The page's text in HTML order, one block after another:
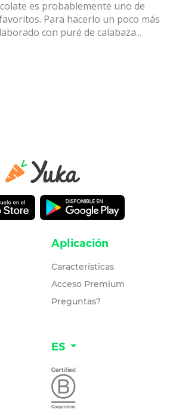
es probablemente uno de
Para hacerlo un poco más
con puré de calabaza...
Aplicación
Características
Acceso Premium
Preguntas?
ES